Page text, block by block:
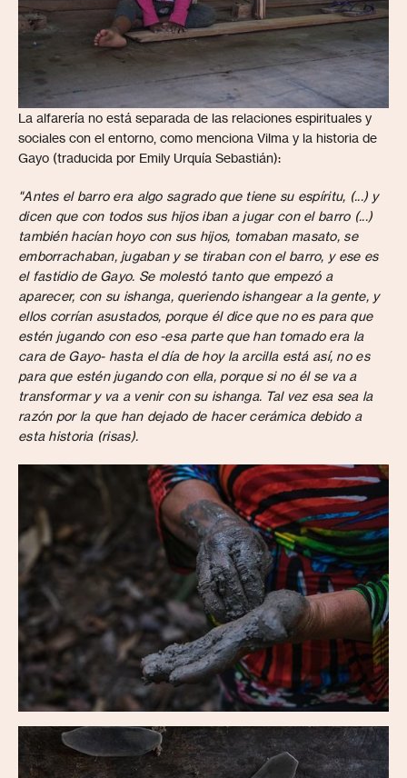
La alfarería no está separada de las relaciones espirituales y
sociales con el entorno, como menciona Vilma y la historia de
Gayo (traducida por Emily Urquía Sebastián):
"Antes el barro era algo sagrado que tiene su espíritu, (...) y
dicen que con todos sus hijos iban a jugar con el barro (...)
también hacían hoyo con sus hijos, tomaban masato, se
emborrachaban, jugaban y se tiraban con el barro, y ese es
el fastidio de Gayo. Se molestó tanto que empezó a
aparecer, con su ishanga, queriendo ishangear a la gente, y
ellos corrían asustados, porque él dice que no es para que
estén jugando con eso -esa parte que han tomado era la
cara de Gayo- hasta el día de hoy la arcilla está así, no es
para que estén jugando con ella, porque si no él se va a
transformar y va a venir con su ishanga. Tal vez esa sea la
razón por la que han dejado de hacer cerámica debido a
esta historia (risas).